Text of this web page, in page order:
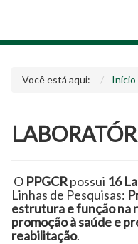
Você está aqui: Início
O PPGCRpossui 16
Linhas de Pesquisas:
estrutura e função na
promoção à saúde e
reabilitação.